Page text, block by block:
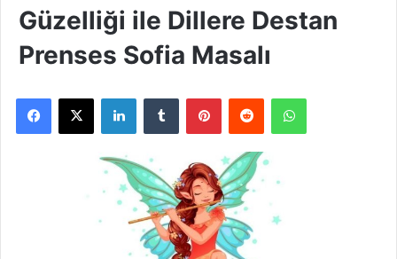
Güzelliği ile Dillere Destan
Prenses Sofia Masalı
Facebook
X LinkedInTumblr PinterestReddit WhatsApp